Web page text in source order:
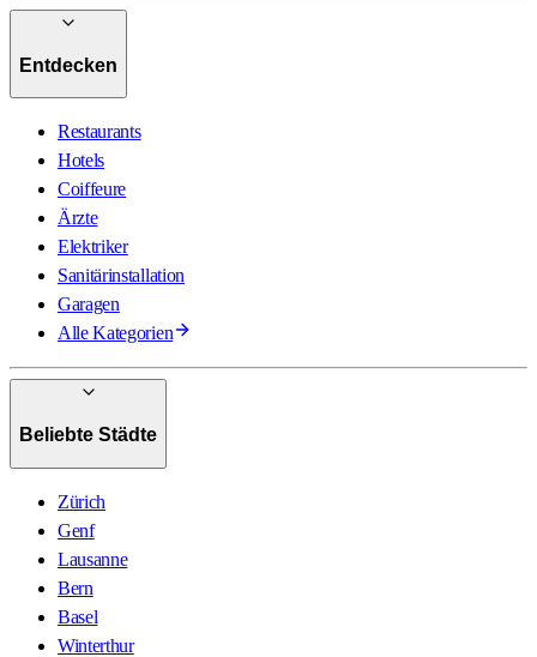
Entdecken
Restaurants
Hotels
Coiffeure
Ärzte
Elektriker
Sanitärinstallation
Garagen
Alle Kategorien
Beliebte Städte
Zürich
Genf
Lausanne
Bern
Basel
Winterthur